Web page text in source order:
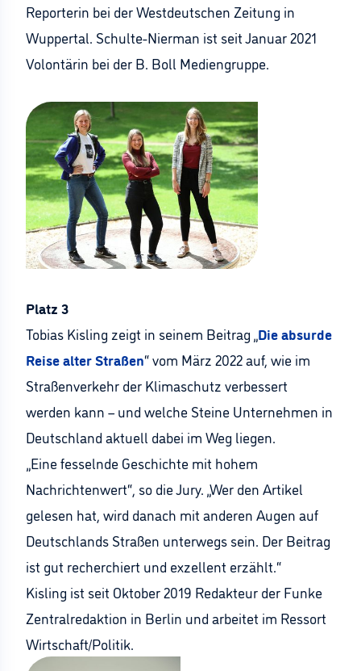
Reporterin bei der Westdeutschen Zeitung in
Wuppertal. Schulte-Nierman ist seit Januar 2021
Volontärin bei der B. Boll Mediengruppe.
Platz 3
Tobias Kisling zeigt in seinem Beitrag „ Die absurde
Reise alter Straßen“ vom März 2022 auf, wie im
Straßenverkehr der Klimaschutz verbessert
werden kann – und welche Steine Unternehmen in
Deutschland aktuell dabei im Weg liegen.
„Eine fesselnde Geschichte mit hohem
Nachrichtenwert“, so die Jury. „Wer den Artikel
gelesen hat, wird danach mit anderen Augen auf
Deutschlands Straßen unterwegs sein. Der Beitrag
ist gut recherchiert und exzellent erzählt.“
Kisling ist seit Oktober 2019 Redakteur der Funke
Zentralredaktion in Berlin und arbeitet im Ressort
Wirtschaft/Politik.